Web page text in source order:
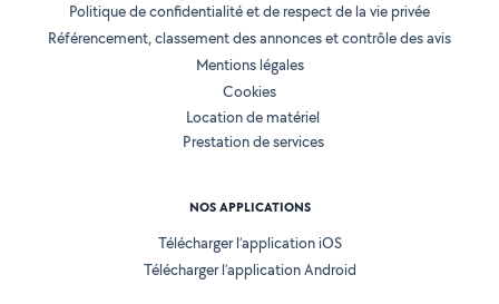
Politique de confidentialité et de respect de la vie privée
Référencement, classement des annonces et contrôle des avis
Mentions légales
Cookies
Location de matériel
Prestation de services
NOS APPLICATIONS
Télécharger l’application iOS
Télécharger l’application Android